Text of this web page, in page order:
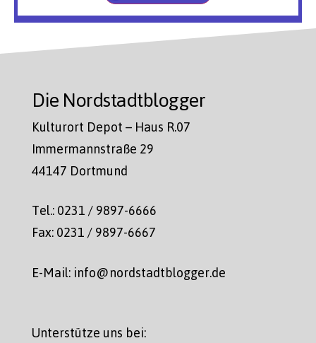
Die Nordstadtblogger
Kulturort Depot – Haus R.07
Immermannstraße 29
44147 Dortmund
Tel.: 0231 / 9897-6666
Fax: 0231 / 9897-6667
E-Mail: info@nordstadtblogger.de
Unterstütze uns bei: